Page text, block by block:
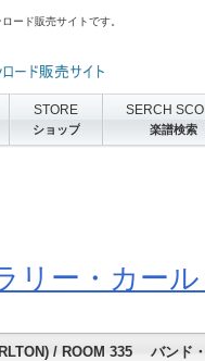
ード販売サイトです。
リー・カー
/ ROOM 335 バンド
STORE
ショップ
SERCH
楽譜検索